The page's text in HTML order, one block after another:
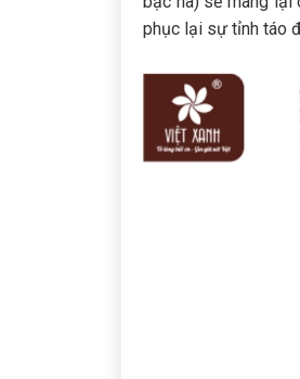
phục lại sự tỉnh táo